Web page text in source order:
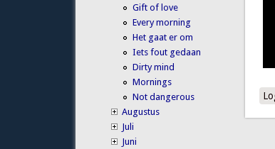
Gift of love
Every morning
Het gaat er om
Iets fout gedaan
Dirty mind
Mornings
Not dangerous
Augustus
Juli
Juni